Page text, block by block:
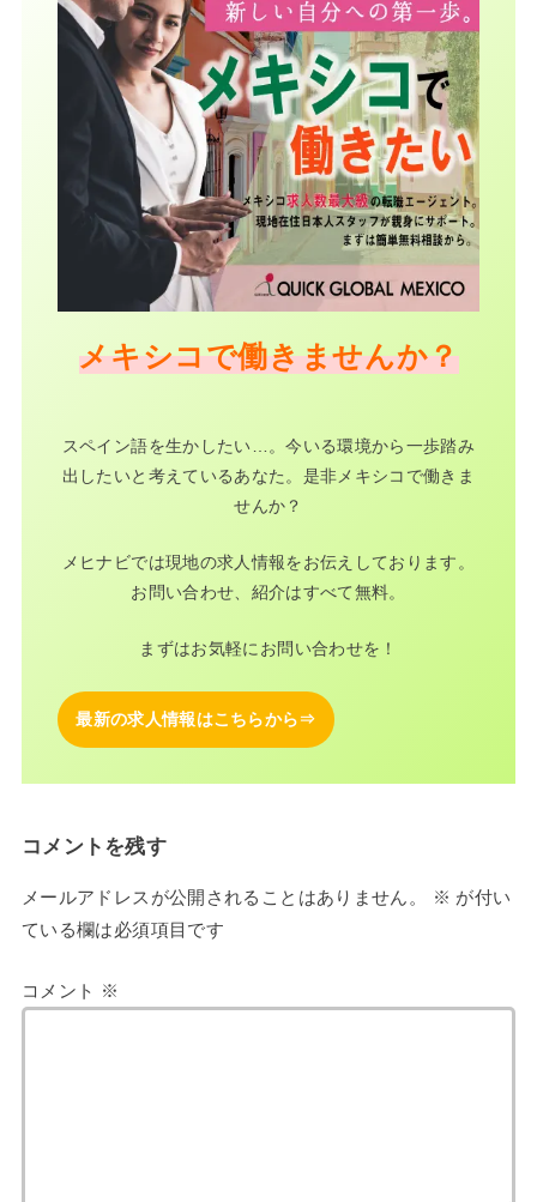
メキシコで働きませんか？
スペイン語を生かしたい…。今いる環境から一歩踏み
出したいと考えているあなた。是非メキシコで働きま
せんか？
メヒナビでは現地の求人情報をお伝えしております。
お問い合わせ、紹介はすべて無料。
まずはお気軽にお問い合わせを！
最新の求 人情報はこちらから⇒
コメントを残す
メールアドレスが公開されることはありません。 ※ が付い
ている欄は必須項目です
コメント ※